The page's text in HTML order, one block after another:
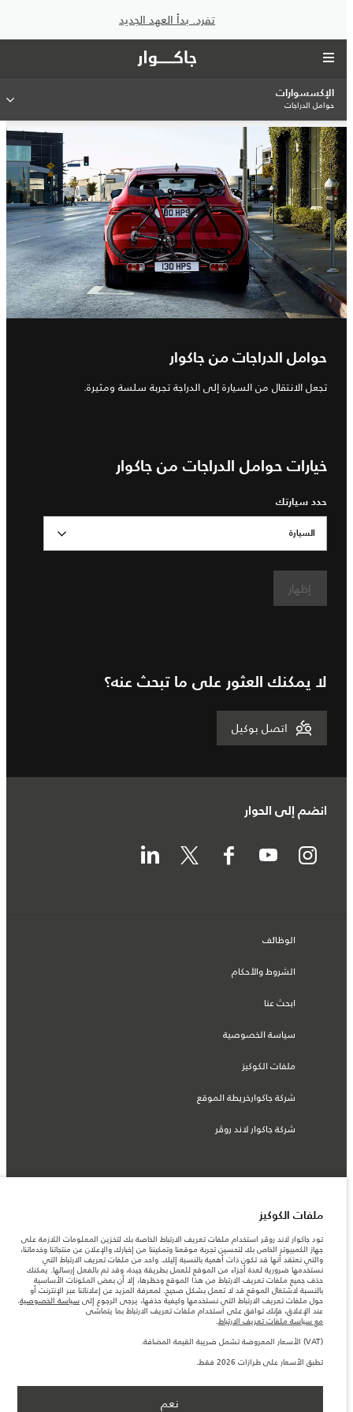
تفرد. بدأ العهد الجديد
الإكسسوارات
حوامل الدراجات
حوامل الدراجات من جاكوار
تجعل الانتقال من السيارة إلى الدراجة تجربة سلسة ومثيرة.
خيارات حوامل الدراجات من جاكوار
حدد سيارتك
السيارة
إظهار
لا يمكنك العثور على ما تبحث عنه؟
اتصل بوكيل
انضم إلى الحوار
الوظائف
الشروط والأحكام
ابحث عنا
سياسة الخصوصية
ملفات الكوكيز
شركة جاكوارخريطة الموقع
شركة جاكوار لاند روڤر
المغرب, سميا
المعلومات والمواصفات والأسعار والألوان المذكورة على هذا الموقع قد تختلف من بلد إلى
آخر، كما أنّها قد تتغير بدون إشعار مسبق. الرجاء التواصل مع وكيلنا المحلي للتأكد من توفّرها
والتحقق من الأسعار.
الأرقام المقدمة هي نتيجة لاختبارات المصنع الرسمية وفقاً لتشريعات الاتحاد الأوروبي. قد
يتباين استهلك الوقود الفعلي للمركبة عن ذلك المتحقق في تلك الاختبارات كما أن هذه
الأرقام بغرض المقارنة فحسب.
ملاحظة مهمة حول الصور والمواصفات. إن النقص العالمي في أشباه الموصلات يؤثر حاليًا
في مواصفات تصميم السيارات وتوفر الخيارات وتوقيتات التصاميم. هذا ظرف ديناميكي
للغاية، ونتيجة لذلك، قد لا تمثّل الصور المستخدَمة ضمن موقع الويب حاليًا المواصفات الحالية
بالكامل بالنسبة إلى الميزات والخيارات والحلية ومجموعات الألوان. يرجى استشارة وكيلك الذي
سيتمكّن من تأكيد أي تقييدات حالية معك للسماح لك باتخاذ قرار مدروس
الأسعار المعروضة تشمل ضريبة القيمة المضافة (VAT).
الأسعار تنطبق فقط على الطرازات المصنعة في عام 2026.‎
ملفات الكوكيز
تود جاكوار لاند روڤر استخدام ملفات تعريف الارتباط الخاصة بك لتخزين المعلومات اللازمة على
جهاز الكمبيوتر الخاص بك لتحسين تجربة موقعنا وتمكيننا من إخبارك والإعلان عن منتجاتنا وخدماتنا،
والتي نعتقد أنها قد تكون ذات أهمية بالنسبة إليك. واحد من ملفات تعريف الارتباط التي
نستخدمها ضرورية لعدة أجزاء من الموقع للعمل بطريقة جيدة، وقد تم بالفعل إرسالها. يمكنك
حذف جميع ملفات تعريف الارتباط من هذا الموقع وحظرها، إلا أن بعض المكونات الأساسية
بالنسبة لاشتغال الموقع قد لا تعمل بشكل صحيح. لمعرفة المزيد عن إعلاناتنا عبر الإنترنت أو
حول ملفات تعريف الارتباط التي نستخدمها وكيفية حذفها، يرجى الرجوع إلى سياسة الخصوصية.
عند الإغلاق، فإنك توافق على استخدام ملفات تعريف الارتباط بما يتماشى
مع سياسة ملفات تعريف الارتباط.
(VAT) الأسعار المعروضة تشمل ضريبة القيمة المضافة.
تطبق الأسعار على طرازات 2026 فقط.
نعم